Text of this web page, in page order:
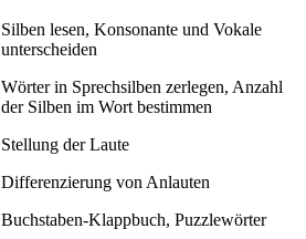
Silben lesen, Konsonante und Vokale
unterscheiden
Wörter in Sprechsilben zerlegen, Anzahl
der Silben im Wort bestimmen
Stellung der Laute
Differenzierung von Anlauten
Buchstaben-Klappbuch, Puzzlewörter